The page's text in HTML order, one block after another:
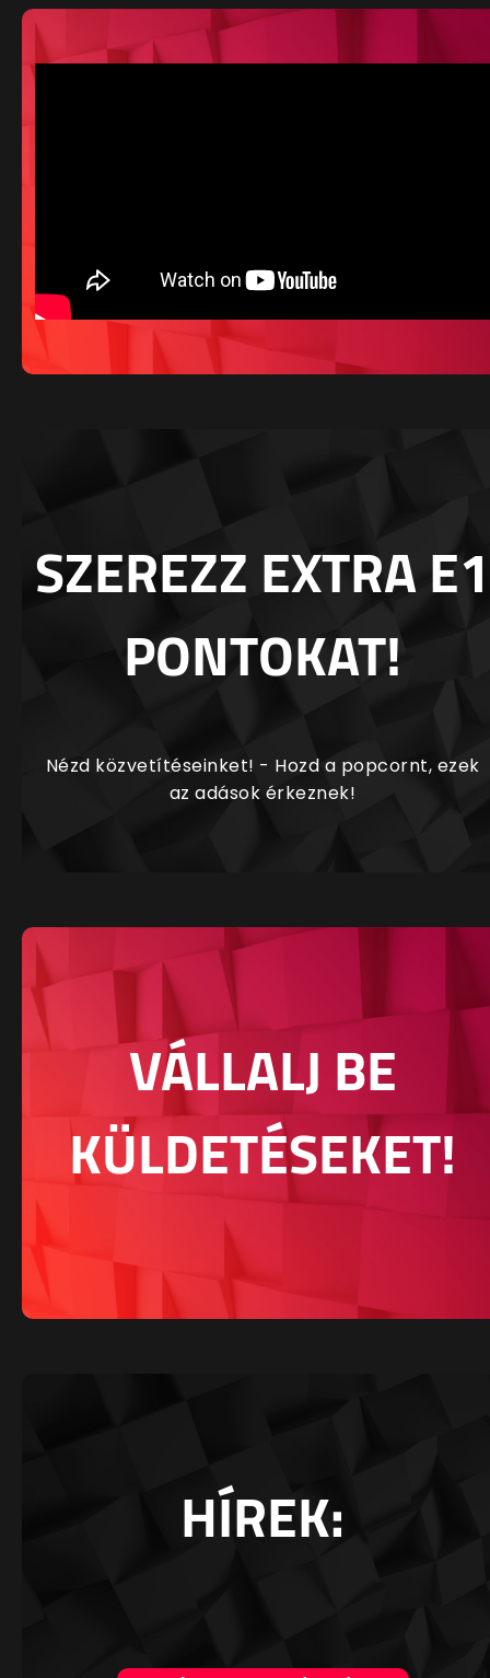
SZEREZZ EXTRA E1
PONTOKAT!
Nézd közvetítéseinket! - Hozd a popcornt, ezek
az adások érkeznek!
VÁLLALJ BE
KÜLDETÉSEKET!
HÍREK: